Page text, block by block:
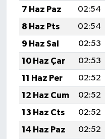
7 Haz Paz
02:54
8 Haz Pts
02:54
9 Haz Sal
02:53
10 Haz Çar
02:53
11 Haz Per
02:52
12 Haz Cum
02:52
13 Haz Cts
02:52
14 Haz Paz
02:52